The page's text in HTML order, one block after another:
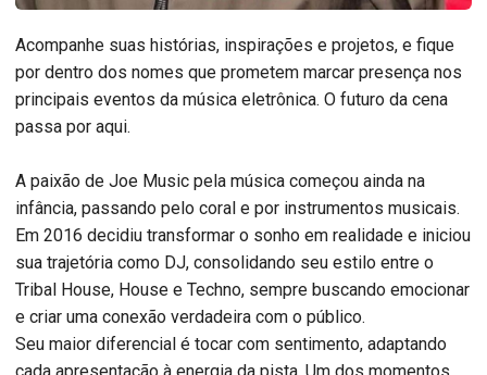
Acompanhe suas histórias, inspirações e projetos, e fique
por dentro dos nomes que prometem marcar presença nos
principais eventos da música eletrônica. O futuro da cena
passa por aqui.
A paixão de Joe Music pela música começou ainda na
infância, passando pelo coral e por instrumentos musicais.
Em 2016 decidiu transformar o sonho em realidade e iniciou
sua trajetória como DJ, consolidando seu estilo entre o
Tribal House, House e Techno, sempre buscando emocionar
e criar uma conexão verdadeira com o público.
Seu maior diferencial é tocar com sentimento, adaptando